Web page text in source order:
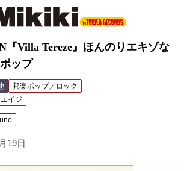
Villa Tereze』ほんのりエキゾな
ップ
邦楽ポップ／ロック
イジ
19日